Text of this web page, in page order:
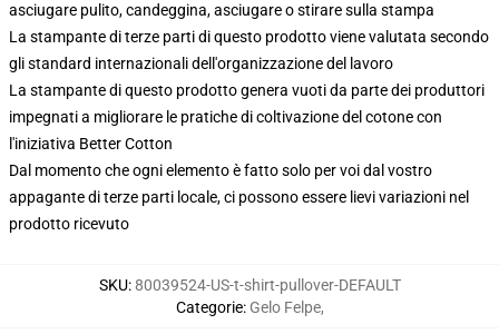
asciugare pulito, candeggina, asciugare o stirare sulla stampa
La stampante di terze parti di questo prodotto viene valutata secondo
gli standard internazionali dell'organizzazione del lavoro
La stampante di questo prodotto genera vuoti da parte dei produttori
impegnati a migliorare le pratiche di coltivazione del cotone con
l'iniziativa Better Cotton
Dal momento che ogni elemento è fatto solo per voi dal vostro
appagante di terze parti locale, ci possono essere lievi variazioni nel
prodotto ricevuto
SKU:80039524-US-t-shirt-pullover-DEFAULT
Categorie: Gelo Felpe,